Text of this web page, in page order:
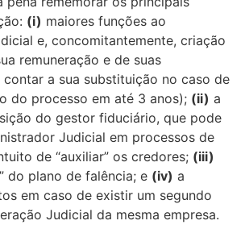
(i) maiores funções ao
e, concomitantemente, criação
remuneração e de suas
contar a sua substituição no caso de
do processo em até 3 anos); (ii) a
do gestor fiduciário, que pode
Judicial em processos de
de “auxiliar” os credores; (iii)
do plano de falência; e (iv) a
em caso de existir um segundo
Judicial da mesma empresa.